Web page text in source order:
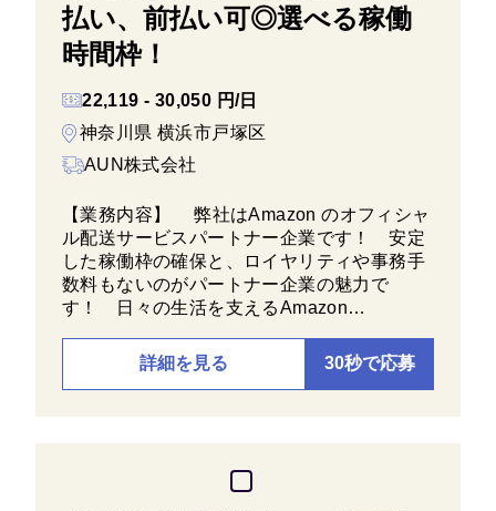
払い、前払い可◎選べる稼働
時間枠！
22,119 - 30,050 円/日
神奈川県 横浜市戸塚区
AUN株式会社
【業務内容】 弊社はAmazon のオフィシャ
ル配送サービスパートナー企業です！ 安定
した稼働枠の確保と、ロイヤリティや事務手
数料もないのがパートナー企業の魅力で
す！ 日々の生活を支えるAmazon…
詳細を見る 30秒で応募